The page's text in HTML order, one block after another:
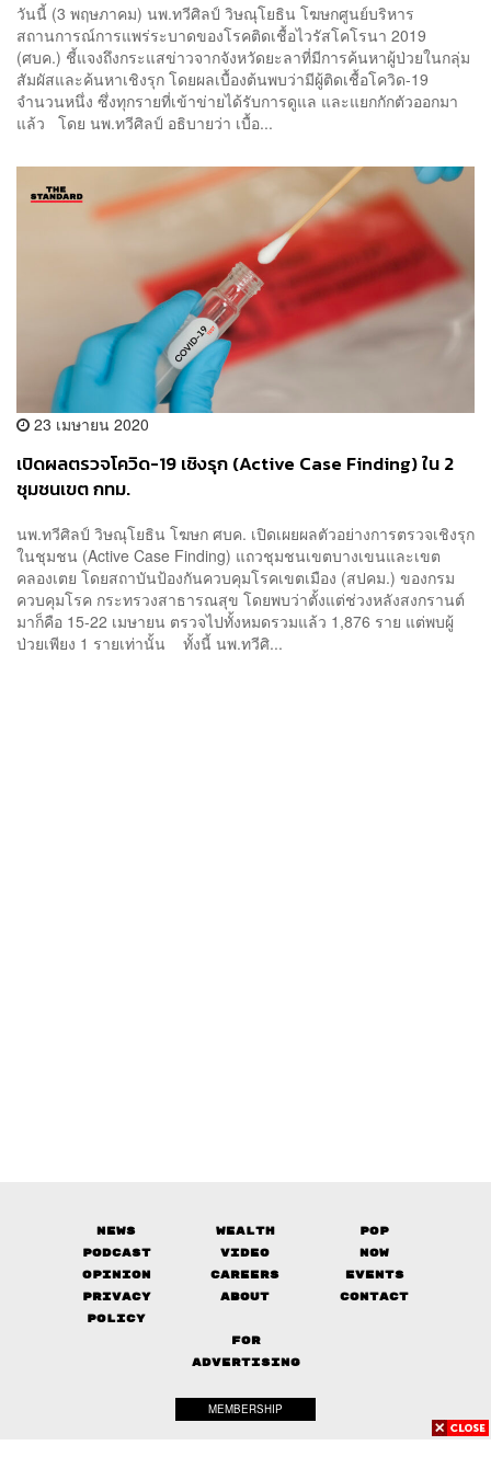
วันนี้ (3 พฤษภาคม) นพ.ทวีศิลป์ วิษณุโยธิน โฆษกศูนย์บริหาร
สถานการณ์การแพร่ระบาดของโรคติดเชื้อไวรัสโคโรนา 2019
(ศบค.) ชี้แจงถึงกระแสข่าวจากจังหวัดยะลาที่มีการค้นหาผู้ป่วยในกลุ่ม
สัมผัสและค้นหาเชิงรุก โดยผลเบื้องต้นพบว่ามีผู้ติดเชื้อโควิด-19
จำนวนหนึ่ง ซึ่งทุกรายที่เข้าข่ายได้รับการดูแล และแยกกักตัวออกมา
แล้ว โดย นพ.ทวีศิลป์ อธิบายว่า เบื้อ...
23 เมษายน 2020
เปิดผลตรวจโควิด-19 เชิงรุก (Active Case Finding) ใน 2
ชุมชนเขต กทม.
นพ.ทวีศิลป์ วิษณุโยธิน โฆษก ศบค. เปิดเผยผลตัวอย่างการตรวจเชิงรุก
ในชุมชน (Active Case Finding) แถวชุมชนเขตบางเขนและเขต
คลองเตย โดยสถาบันป้องกันควบคุมโรคเขตเมือง (สปคม.) ของกรม
ควบคุมโรค กระทรวงสาธารณสุข โดยพบว่าตั้งแต่ช่วงหลังสงกรานต์
มาก็คือ 15-22 เมษายน ตรวจไปทั้งหมดรวมแล้ว 1,876 ราย แต่พบผู้
ป่วยเพียง 1 รายเท่านั้น ทั้งนี้ นพ.ทวีศิ...
News Wealth
Pop
Podcast
Video
Now
Opinion
Careers
Events
Privacy
Policy
About Contact
FOR
ADVERTISING
MEMBERSHIP